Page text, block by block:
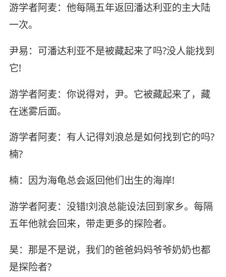
游学者阿麦：他每隔五年返回潘达利亚的主大陆
一次。
尹易：可潘达利亚不是被藏起来了吗?没人能找到
它!
游学者阿麦：你说得对，尹。它被藏起来了，藏
在迷雾后面。
游学者阿麦：有人记得刘浪总是如何找到它的吗?
楠?
楠：因为海龟总会返回他们出生的海岸!
游学者阿麦：没错!刘浪总能设法回到家乡。每隔
五年他就会回来，带走更多的探险者。
昊：那是不是说，我们的爸爸妈妈爷爷奶奶也都
是探险者?